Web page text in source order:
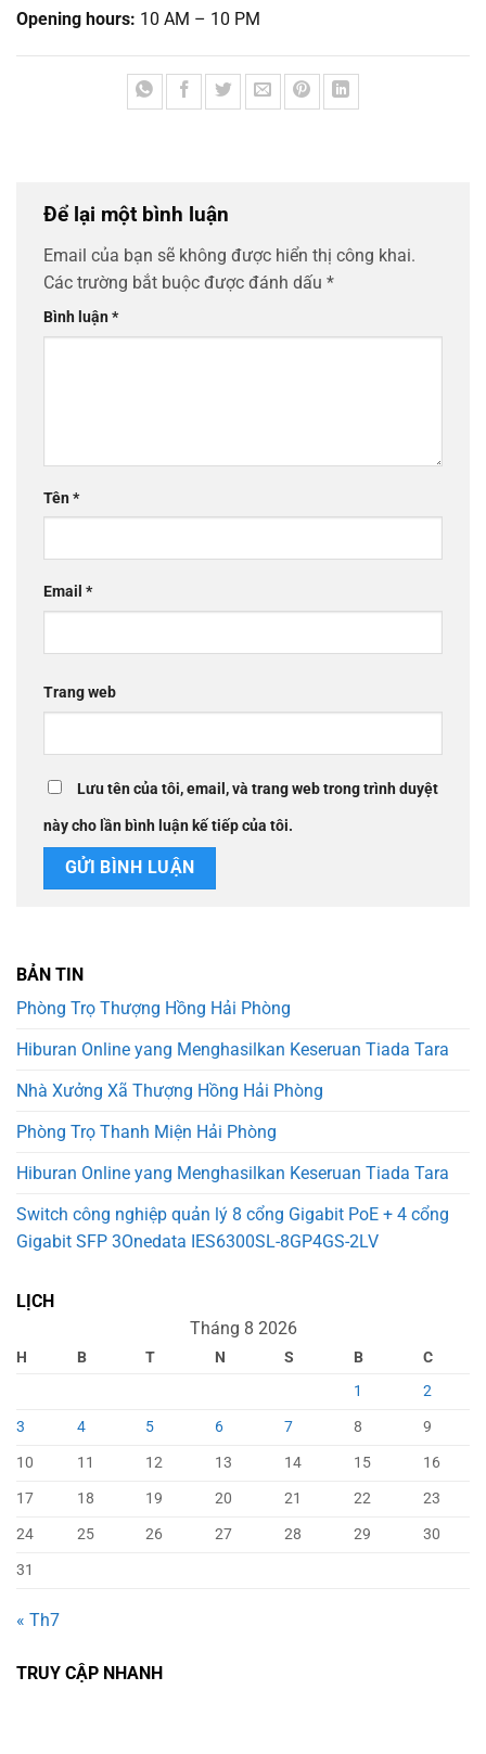
Opening hours: 10 AM – 10 PM
Để lại một bình luận
Email của bạn sẽ không được hiển thị công khai.
Các trường bắt buộc được đánh dấu *
Bình luận*
Tên*
Email *
Trang web
Lưu tên của tôi, email, và trang web trong trình duyệt
này cho lần bình luận kế tiếp của tôi.
BẢN TIN
Phòng Trọ Thượng Hồng Hải Phòng
Hiburan Online yang Menghasilkan Keseruan Tiada Tara
Nhà Xưởng Xã Thượng Hồng Hải Phòng
Phòng Trọ Thanh Miện Hải Phòng
Hiburan Online yang Menghasilkan Keseruan Tiada Tara
Switch công nghiệp quản lý 8 cổng Gigabit PoE + 4 cổng
Gigabit SFP 3Onedata IES6300SL-8GP4GS-2LV
LỊCH
Tháng 8 2026
H B T N S B
C
1
2
3
4 5 6 7 8
9
10
11 12 13 14 15
16
17
18 19 20 21 22
23
24
25 26 27 28 29
30
31
« Th7
TRUY CẬP NHANH